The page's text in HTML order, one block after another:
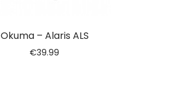
Okuma – Alaris ALS
€39.99